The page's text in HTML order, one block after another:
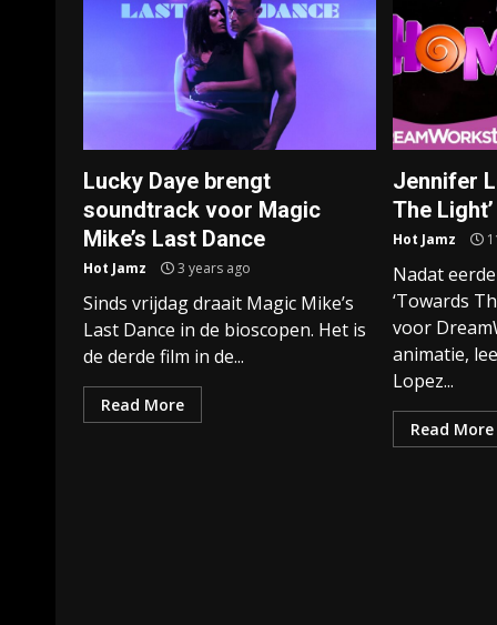
Lucky Daye brengt
soundtrack voor Magic
Mike’s Last Dance
Hot Jamz 3 years ago
Sinds vrijdag draait Magic Mike’s
Last Dance in de bioscopen. Het is
de derde film in de...
Read More
Jennifer
The Light’
Hot Jamz
Nadat
‘Towards
voor
animatie,
Lopez...
Read More